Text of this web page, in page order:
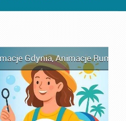
Gdynia,Animacje Rumia